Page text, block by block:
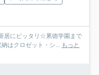
居にピッタリ☆累徳学園まで
はクロゼット・シ...
もっと